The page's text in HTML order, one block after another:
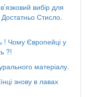
вибір для
Стисло.
! Чому Європейці у
?!
матеріалу.
знову в лавах